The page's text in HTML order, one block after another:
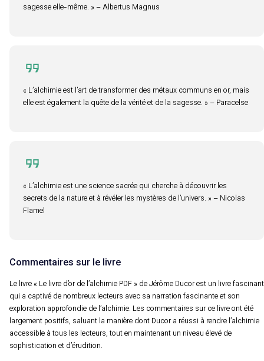
sagesse elle-même. » – Albertus Magnus
« L’alchimie est l’art de transformer des métaux communs en or, mais
elle est également la quête de la vérité et de la sagesse. » – Paracelse
« L’alchimie est une science sacrée qui cherche à découvrir les
secrets de la nature et à révéler les mystères de l’univers. » – Nicolas
Flamel
Commentaires sur le livre
Le livre « Le livre d’or de l’alchimie PDF » de Jérôme Ducor est un livre fascinant
qui a captivé de nombreux lecteurs avec sa narration fascinante et son
exploration approfondie de l’alchimie. Les commentaires sur ce livre ont été
largement positifs, saluant la manière dont Ducor a réussi à rendre l’alchimie
accessible à tous les lecteurs, tout en maintenant un niveau élevé de
sophistication et d’érudition.